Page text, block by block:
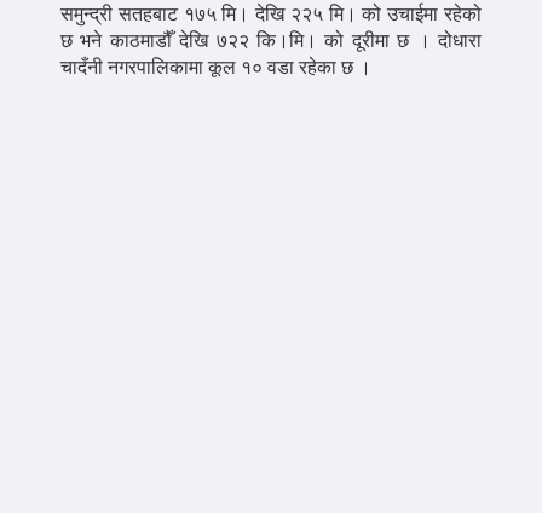
समुन्द्री सतहबाट १७५ मि। देखि २२५ मि। को उचाईमा रहेको
छ भने काठमाडौँ देखि ७२२ कि।मि। को दूरीमा छ । दोधारा
चादँनी नगरपालिकामा कूल १० वडा रहेका छ ।